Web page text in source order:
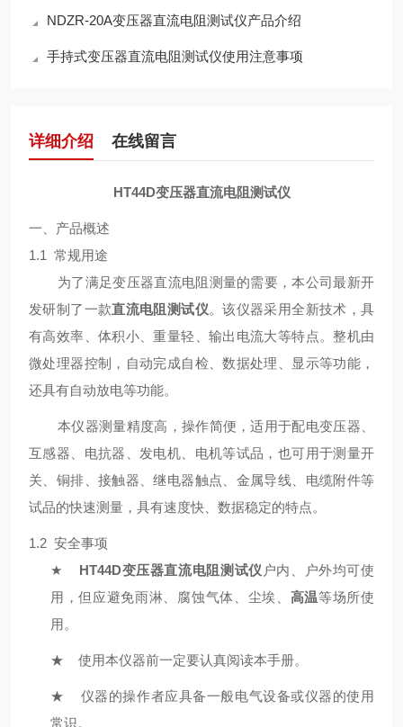
NDZR-20A变压器直流电阻测试仪产品介绍
手持式变压器直流电阻测试仪使用注意事项
详细介绍 在线留言
HT44D变压器直流电阻测试仪
一、产品概述
1.1 常规用途
为了满足变压器直流电阻测量的需要，本公司最新开
发研制了一款直流电阻测试仪。该仪器采用全新技术，具
有高效率、体积小、重量轻、输出电流大等特点。整机由
微处理器控制，自动完成自检、数据处理、显示等功能，
还具有自动放电等功能。
本仪器测量精度高，操作简便，适用于配电变压器、
互感器、电抗器、发电机、电机等试品，也可用于测量开
关、铜排、接触器、继电器触点、金属导线、电缆附件等
试品的快速测量，具有速度快、数据稳定的特点。
1.2 安全事项
★
HT44D变压器直流电阻测试仪 户内、户外均可使
用，但应避免雨淋、腐蚀气体、尘埃、 高温等场所使
用。
★ 使用本仪器前一定要认真阅读本手册。
★
仪器的操作者应具备一般电气设备或仪器的使用
常识。